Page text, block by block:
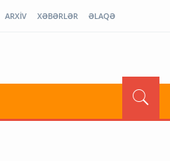
ARXİV XƏBƏRLƏR ƏLAQƏ